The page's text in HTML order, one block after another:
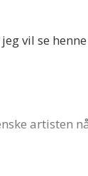
vil se
artisten